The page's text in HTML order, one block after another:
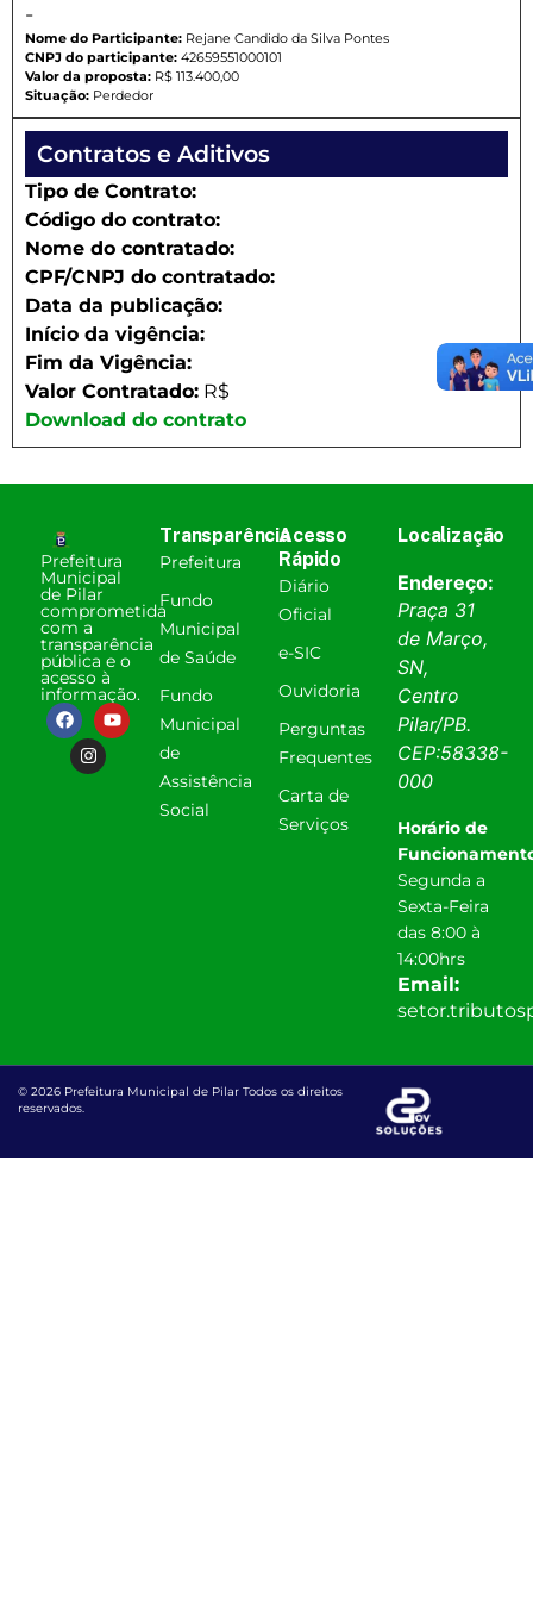
-
Nome do Participante: Rejane Candido da Silva Pontes
CNPJ do participante: 42659551000101
Valor da proposta: R$ 113.400,00
Situação: Perdedor
Contratos e Aditivos
Tipo de Contrato:
Código do contrato:
Nome do contratado:
CPF/CNPJ do contratado:
Data da publicação:
Início da vigência:
Fim da Vigência:
Valor Contratado: R$
Download do contrato
Prefeitura
Municipal
de Pilar
comprometida
com a
transparência
pública e o
acesso à
informação.
Transparência
Prefeitura
Fundo
Municipal
de Saúde
Fundo
Municipal
de
Assistência
Social
Acesso
Rápido
Diário
Oficial
e-SIC
Ouvidoria
Perguntas
Frequentes
Carta de
Serviços
Localização
Endereço:
Praça 31
de Março,
SN,
Centro
Pilar/PB.
CEP:58338-
000
Horário de
Segunda a
Sexta-Feira
das 8:00 à
14:00hrs
Email:
© 2026 Prefeitura Municipal de Pilar Todos os direitos
reservados.